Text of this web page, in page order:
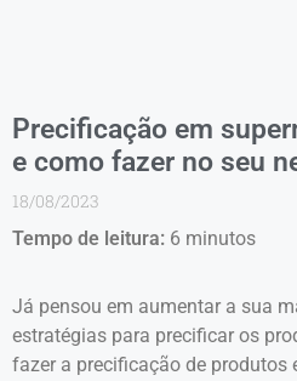
Precificação em
e como fazer no seu
18/08/2023
Tempo de leitura: 6 minutos
Já pensou em aumentar a sua
estratégias para precificar os
fazer a precificação de produtos